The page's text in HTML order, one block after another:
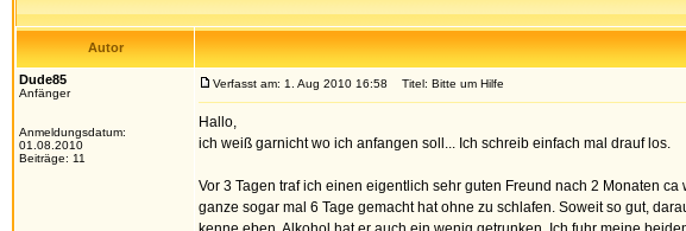
Autor
Dude85
Anfänger
Anmeldungsdatum:
01.08.2010
Beiträge: 11
Verfasst am: 1. Aug 2010 16:58 Titel: Bitte um Hilfe
Hallo,
ich weiß garnicht wo ich anfangen soll... Ich schreib einfach mal drauf los.
Vor 3 Tagen traf ich einen eigentlich sehr guten Freund nach 2 Monaten
ganze sogar mal 6 Tage gemacht hat ohne zu schlafen. Soweit so gut,